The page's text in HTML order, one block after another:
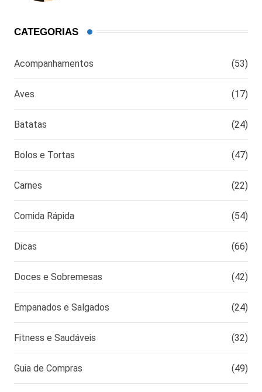
CATEGORIAS
Acompanhamentos (53)
Aves (17)
Batatas (24)
Bolos e Tortas (47)
Carnes (22)
Comida Rápida (54)
Dicas (66)
Doces e Sobremesas (42)
Empanados e Salgados (24)
Fitness e Saudáveis (32)
Guia de Compras (49)